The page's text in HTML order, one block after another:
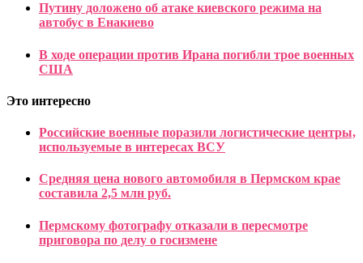
Путину доложено об атаке киевского режима на
автобус в Енакиево
В ходе операции против Ирана погибли трое военных
США
Это интересно
Российские военные поразили логистические центры,
используемые в интересах ВСУ
Средняя цена нового автомобиля в Пермском крае
составила 2,5 млн руб.
Пермскому фотографу отказали в пересмотре
приговора по делу о госизмене